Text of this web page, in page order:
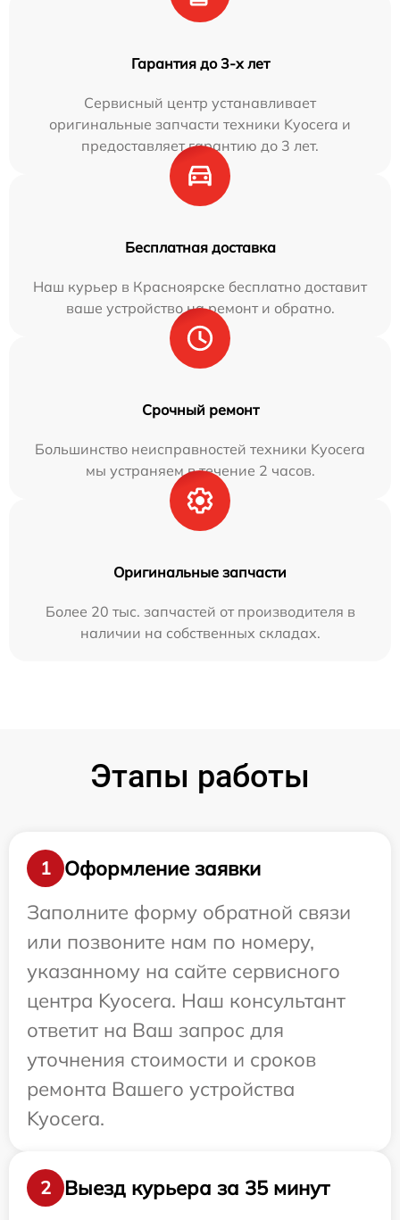
Гарантия до 3-х лет
Сервисный центр устанавливает
оригинальные запчасти техники Kyocera и
предоставляет гарантию до 3 лет.
Бесплатная доставка
Наш курьер в Красноярске бесплатно доставит
ваше устройство на ремонт и обратно.
Срочный ремонт
Большинство неисправностей техники Kyocera
мы устраняем в течение 2 часов.
Оригинальные запчасти
Более 20 тыс. запчастей от производителя в
наличии на собственных складах.
Этапы работы
1
Оформление заявки
Заполните форму обратной связи
или позвоните нам по номеру,
указанному на сайте сервисного
центра Kyocera. Наш консультант
ответит на Ваш запрос для
уточнения стоимости и сроков
ремонта Вашего устройства
Kyocera.
2
Выезд курьера за 35 минут